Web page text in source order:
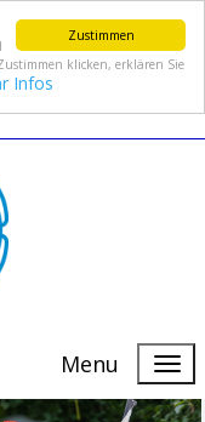
Zustimmen
klicken, erklären Sie
Infos
Menu